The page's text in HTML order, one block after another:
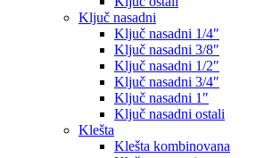
Ključ nasadni
Ključ nasadni 1/4″
Ključ nasadni 3/8″
Ključ nasadni 1/2″
Ključ nasadni 3/4″
Ključ nasadni 1″
Ključ nasadni ostali
Klešta
Klešta kombinovana